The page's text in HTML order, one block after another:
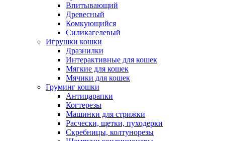
Впитывающий
Древесный
Комкующийся
Силикагелевый
Игрушки кошки
Дразнилки
Интерактивные для кошек
Мягкие для кошек
Мячики для кошек
Груминг кошки
Антицарапки
Когтерезы
Машинки для стрижки
Расчески, щетки, пуходерки
Скребницы, колтунорезы